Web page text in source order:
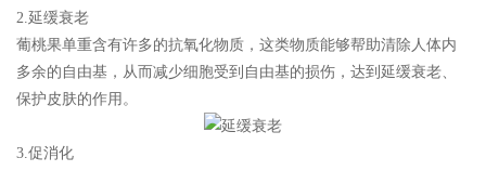
2.延缓衰老
葡桃果单重含有许多的抗氧化物质，这类物质能够帮助清除人体内
多余的自由基，从而减少细胞受到自由基的损伤，达到延缓衰老、
保护皮肤的作用。
3.促消化